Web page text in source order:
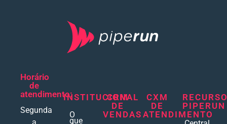
Horário
de
atendimento:
Segunda
INSTITUCIONAL
O
que
CRM
DE
VENDAS
CXM
DE
ATENDIMENTO
PIPERUN